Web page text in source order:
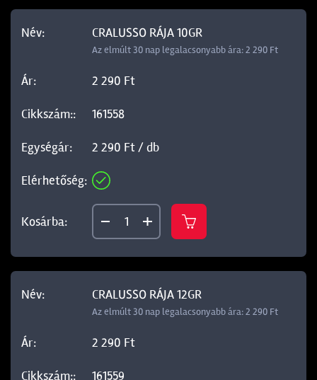
CRALUSSO RÁJA 10GR
Az elmúlt 30 nap legalacsonyabb ára: 2 290 Ft
2 290 Ft
161558
2 290 Ft / db
CRALUSSO RÁJA 12GR
Az elmúlt 30 nap legalacsonyabb ára: 2 290 Ft
2 290 Ft
161559